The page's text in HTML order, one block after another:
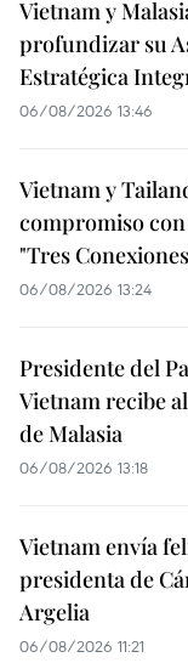
Vietnam y
profundizar su
Estratégica
06/08/2026 13:46
Vietnam y
compromiso
"Tres
06/08/2026 13:24
Presidente del
Vietnam recibe
de Malasia
06/08/2026 13:18
Vietnam envía
presidenta de
Argelia
06/08/2026 11:21